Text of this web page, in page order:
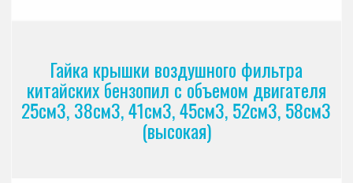
Гайка крышки воздушного фильтра
китайских бензопил с объемом двигателя
25см3, 38см3, 41см3, 45см3, 52см3, 58см3
(высокая)